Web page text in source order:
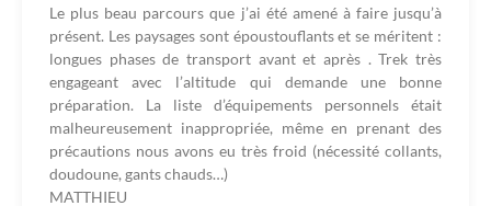
Le plus beau parcours que j’ai été amené à faire jusqu’à
présent. Les paysages sont époustouflants et se méritent :
longues phases de transport avant et après . Trek très
engageant avec l’altitude qui demande une bonne
préparation. La liste d’équipements personnels était
malheureusement inappropriée, même en prenant des
précautions nous avons eu très froid (nécessité collants,
doudoune, gants chauds…)
MATTHIEU